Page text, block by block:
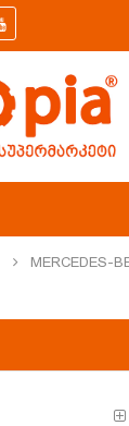
MERCEDES-